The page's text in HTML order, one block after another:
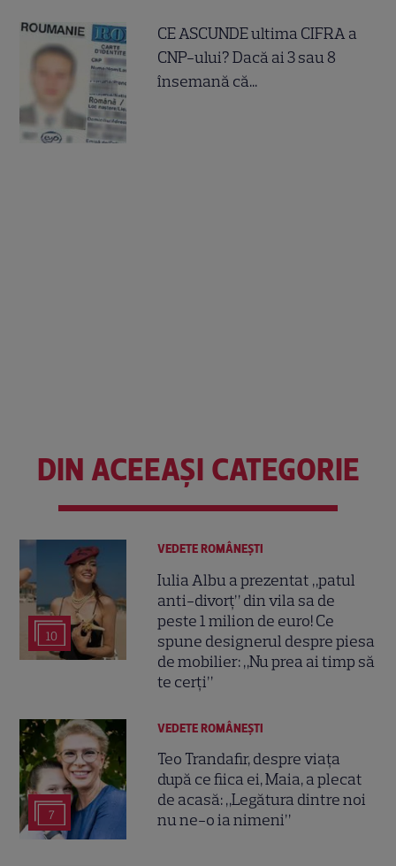
CE ASCUNDE ultima CIFRA a
CNP-ului? Dacă ai 3 sau 8
însemană că...
DIN ACEEAȘI CATEGORIE
10
VEDETE ROMÂNEŞTI
Iulia Albu a prezentat „patul
anti-divorț” din vila sa de
peste 1 milion de euro! Ce
spune designerul despre piesa
de mobilier: „Nu prea ai timp să
te cerți”
7
VEDETE ROMÂNEŞTI
Teo Trandafir, despre viața
după ce fiica ei, Maia, a plecat
de acasă: „Legătura dintre noi
nu ne-o ia nimeni”